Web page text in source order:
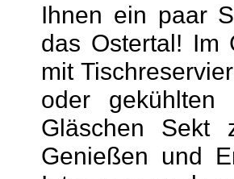
Ihnen ein paar
das Ostertal! Im
mit
oder
Gläschen Sekt
Genießen und